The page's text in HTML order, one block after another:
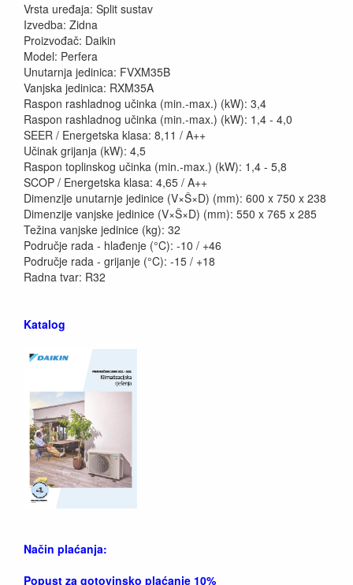
Vrsta uređaja: Split sustav
Izvedba: Zidna
Proizvođač: Daikin
Model: Perfera
Unutarnja jedinica: FVXM35B
Vanjska jedinica: RXM35A
Raspon rashladnog učinka (min.-max.) (kW): 3,4
Raspon rashladnog učinka (min.-max.) (kW): 1,4 - 4,0
SEER / Energetska klasa: 8,11 / A++
Učinak grijanja (kW): 4,5
Raspon toplinskog učinka (min.-max.) (kW): 1,4 - 5,8
SCOP / Energetska klasa: 4,65 / A++
Dimenzije unutarnje jedinice (V×Š×D) (mm): 600 x 750 x 238
Dimenzije vanjske jedinice (V×Š×D) (mm): 550 x 765 x 285
Težina vanjske jedinice (kg): 32
Područje rada - hlađenje (°C): -10 / +46
Područje rada - grijanje (°C): -15 / +18
Radna tvar: R32
Katalog
Način plaćanja:
Popust za gotovinsko plaćanje 10%